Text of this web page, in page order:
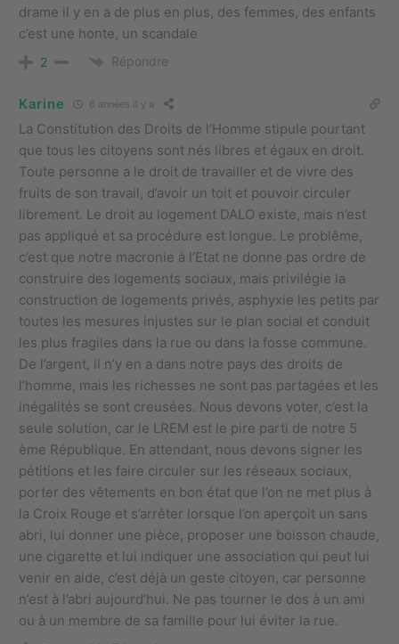
drame il y en a de plus en plus, des femmes, des enfants
c’est une honte, un scandale
2 Répondre
Karine 6 années il y a
La Constitution des Droits de l’Homme stipule pourtant
que tous les citoyens sont nés libres et égaux en droit.
Toute personne a le droit de travailler et de vivre des
fruits de son travail, d’avoir un toit et pouvoir circuler
librement. Le droit au logement DALO existe, mais n’est
pas appliqué et sa procédure est longue. Le problême,
c’est que notre macronie à l’Etat ne donne pas ordre de
construire des logements sociaux, mais privilégie la
construction de logements privés, asphyxie les petits par
toutes les mesures injustes sur le plan social et conduit
les plus fragiles dans la rue ou dans la fosse commune.
De l’argent, il n’y en a dans notre pays des droits de
l’homme, mais les richesses ne sont pas partagées et les
inégalités se sont creusées. Nous devons voter, c’est la
seule solution, car le LREM est le pire parti de notre 5
ème République. En attendant, nous devons signer les
pétitions et les faire circuler sur les réseaux sociaux,
porter des vêtements en bon état que l’on ne met plus à
la Croix Rouge et s’arrêter lorsque l’on aperçoit un sans
abri, lui donner une pièce, proposer une boisson chaude,
une cigarette et lui indiquer une association qui peut lui
venir en aide, c’est déjà un geste citoyen, car personne
n’est à l’abri aujourd’hui. Ne pas tourner le dos à un ami
ou à un membre de sa famille pour lui éviter la rue.